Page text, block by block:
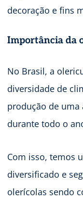
decoração e fins
Importância da
No Brasil, a
diversidade de
produção de uma
durante todo o
Com isso, temos
diversificado e
olerícolas sendo